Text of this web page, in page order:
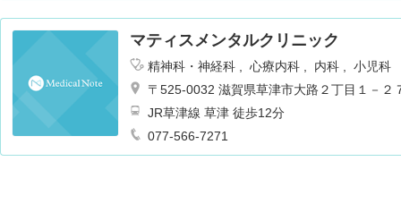
マティスメンタルクリニック
精神科・神経科 心療内科 内科
小児科
〒525-0032 滋賀県草津市大路２丁目１－２
JR草津線 草津 徒歩12分
077-566-7271